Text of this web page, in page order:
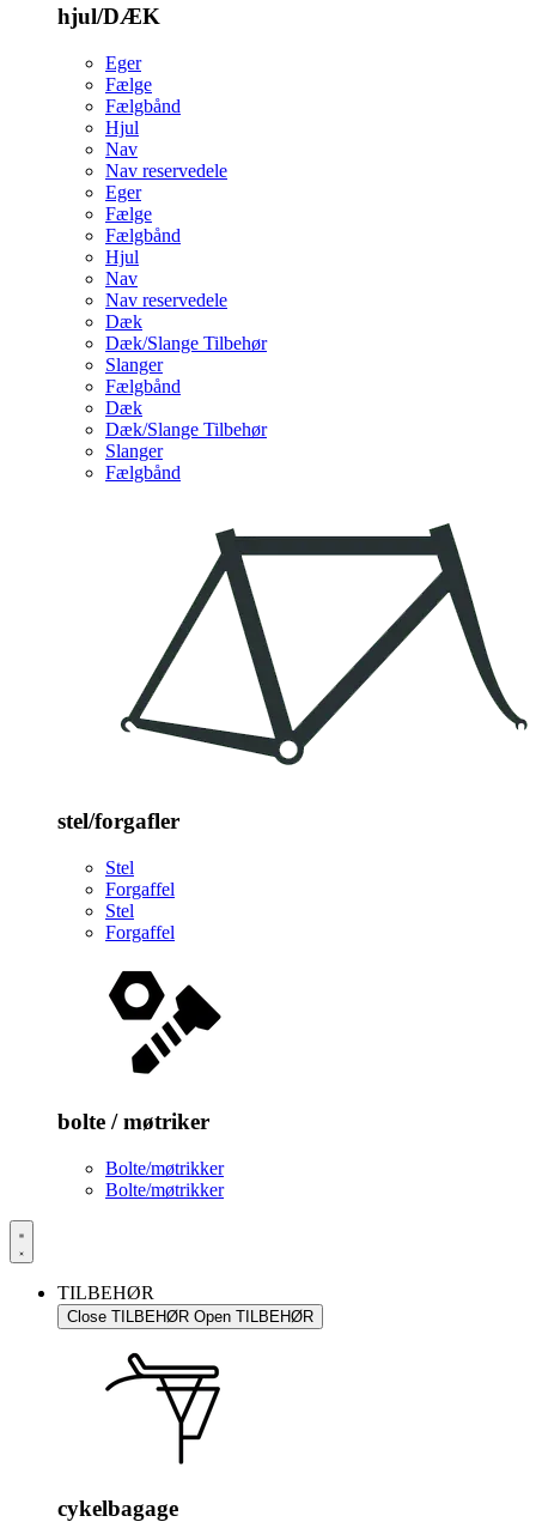
hjul/DÆK
Eger
Fælge
Fælgbånd
Hjul
Nav
Nav reservedele
Eger
Fælge
Fælgbånd
Hjul
Nav
Nav reservedele
Dæk
Dæk/Slange Tilbehør
Slanger
Fælgbånd
Dæk
Dæk/Slange Tilbehør
Slanger
Fælgbånd
stel/forgafler
Stel
Forgaffel
Stel
Forgaffel
bolte / møtriker
Bolte/møtrikker
Bolte/møtrikker
TILBEHØR
Close TILBEHØR Open TILBEHØR
cykelbagage